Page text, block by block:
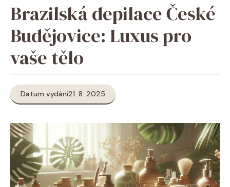
Brazilská depilace České
Budějovice: Luxus pro
vaše tělo
Datum vydání21. 8. 2025